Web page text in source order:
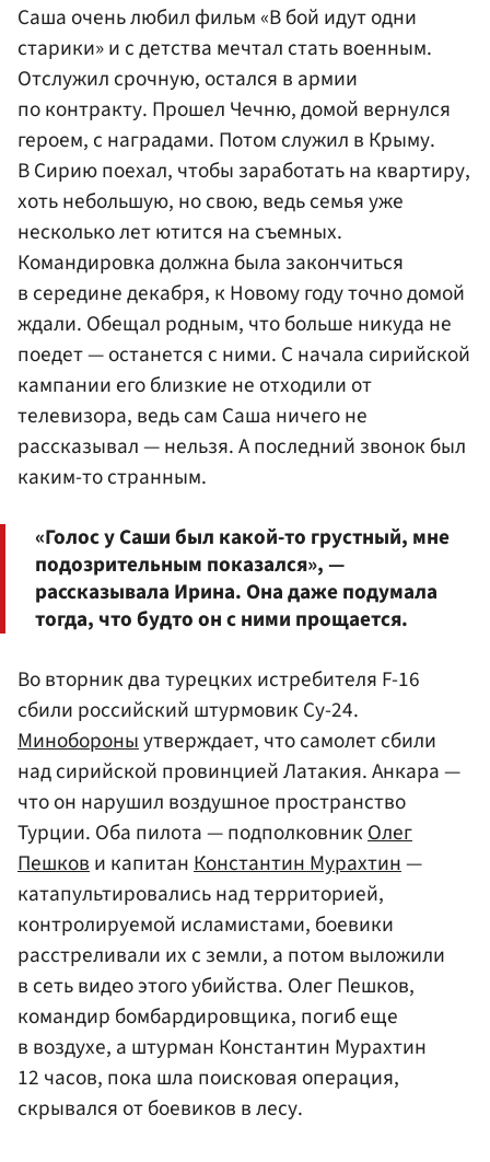
Саша очень любил фильм «В бой идут одни
старики» и с детства мечтал стать военным.
Отслужил срочную, остался в армии
по контракту. Прошел Чечню, домой вернулся
героем, с наградами. Потом служил в Крыму.
В Сирию поехал, чтобы заработать на квартиру,
хоть небольшую, но свою, ведь семья уже
несколько лет ютится на съемных.
Командировка должна была закончиться
в середине декабря, к Новому году точно домой
ждали. Обещал родным, что больше никуда не
поедет — останется с ними. С начала сирийской
кампании его близкие не отходили от
телевизора, ведь сам Саша ничего не
рассказывал — нельзя. А последний звонок был
каким-то странным.
«Голос у Саши был какой-то грустный, мне
подозрительным показался», —
рассказывала Ирина. Она даже подумала
тогда, что будто он с ними прощается.
Во вторник два турецких истребителя F-16
сбили российский штурмовик Су-24.
Минобороныутверждает, что самолет сбили
над сирийской провинцией Латакия. Анкара —
что он нарушил воздушное пространство
Турции. Оба пилота — подполковникОлег
Пешкови капитанКонстантин Мурахтин—
катапультировались над территорией,
контролируемой исламистами, боевики
расстреливали их с земли, а потом выложили
в сеть видео этого убийства. Олег Пешков,
командир бомбардировщика, погиб еще
в воздухе, а штурман Константин Мурахтин
12 часов, пока шла поисковая операция,
скрывался от боевиков в лесу.